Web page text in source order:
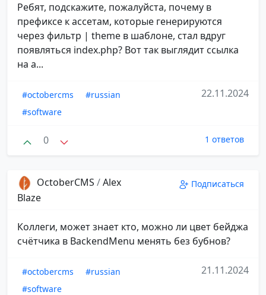
Ребят, подскажите, пожалуйста, почему в
префиксе к ассетам, которые генерируются
через фильтр | theme в шаблоне, стал вдруг
появляться index.php? Вот так выглядит ссылка
на а...
#octobercms
#russian
#software
22.11.2024
0 1 ответов
OctoberCMS /Alex
Blaze
Подписаться
Коллеги, может знает кто, можно ли цвет бейджа
счётчика в BackendMenu менять без бубнов?
#octobercms
#russian
#software
21.11.2024